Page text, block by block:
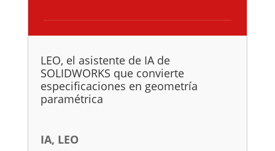
LEO, el asistente de IA de
SOLIDWORKS que convierte
especificaciones en geometría
paramétrica
IA, LEO